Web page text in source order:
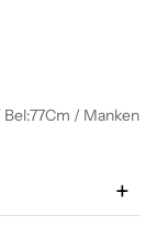
/ Manken